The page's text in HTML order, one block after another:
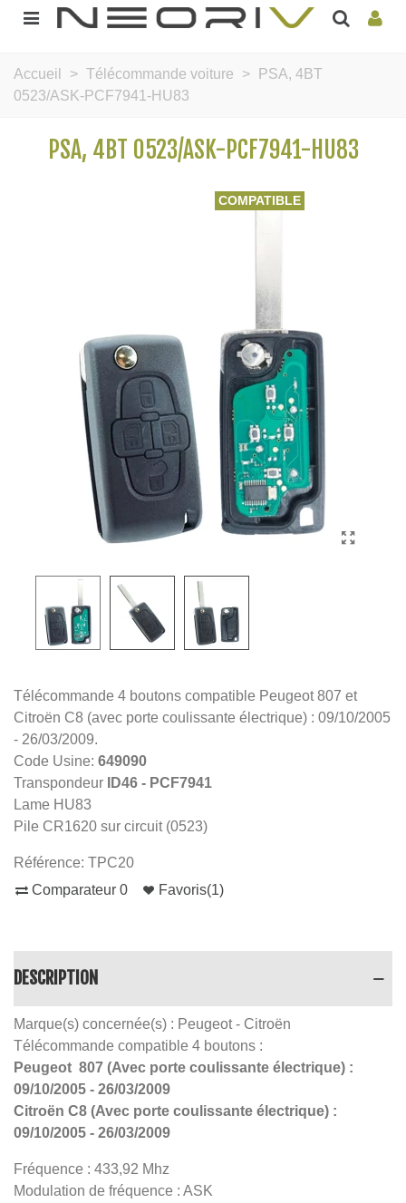
Accueil > Télécommande voiture >
PSA, 4BT
0523/ASK-PCF7941-HU83
PSA, 4BT 0523/ASK-PCF7941-HU83
COMPATIBLE
Télécommande 4 boutons compatible Peugeot 807 et
Citroën C8 (avec porte coulissante électrique) : 09/10/2005
- 26/03/2009.
Code Usine: 649090
Transpondeur
ID46 - PCF7941
Lame HU83
Pile CR1620 sur circuit (0523)
Référence: TPC20
Comparateur 0 Favoris(1)
DESCRIPTION
Marque(s) concernée(s) : Peugeot - Citroën
Télécommande compatible 4 boutons :
Peugeot 807 (Avec porte coulissante électrique) :
09/10/2005 - 26/03/2009
Citroën C8 (Avec porte coulissante électrique) :
09/10/2005 - 26/03/2009
Fréquence : 433,92 Mhz
Modulation de fréquence : ASK